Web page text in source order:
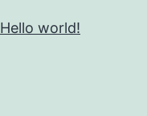
Hello world!